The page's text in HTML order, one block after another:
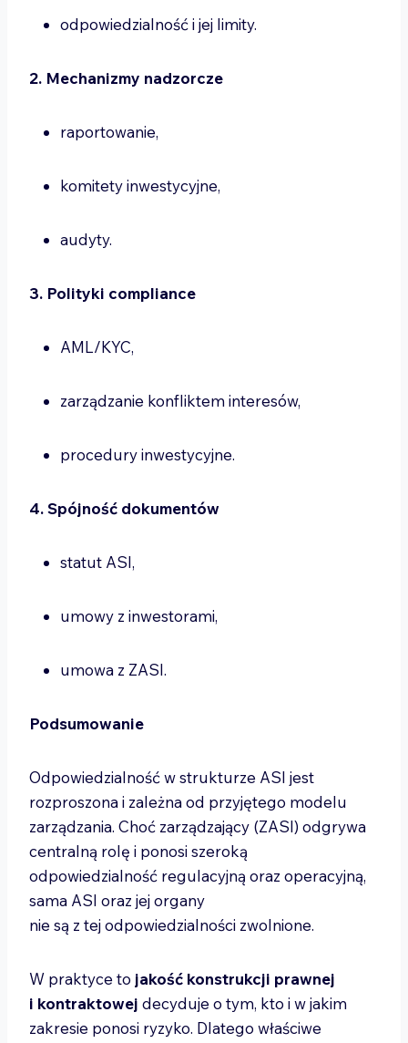
odpowiedzialność i jej limity.
2. Mechanizmy nadzorcze
raportowanie,
komitety inwestycyjne,
audyty.
3. Polityki compliance
AML/KYC,
zarządzanie konfliktem interesów,
procedury inwestycyjne.
4. Spójność dokumentów
statut ASI,
umowy z inwestorami,
umowa z ZASI.
Podsumowanie
Odpowiedzialność w strukturze ASI jest
rozproszona i zależna od przyjętego modelu
zarządzania. Choć zarządzający (ZASI) odgrywa
centralną rolę i ponosi szeroką
odpowiedzialność regulacyjną oraz operacyjną,
sama ASI oraz jej organy
nie są z tej odpowiedzialności zwolnione.
W praktyce to jakość konstrukcji prawnej
i kontraktowej decyduje o tym, kto i w jakim
zakresie ponosi ryzyko. Dlatego właściwe